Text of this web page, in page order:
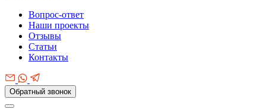
Вопрос-ответ
Наши проекты
Отзывы
Статьи
Контакты
Обратный звонок